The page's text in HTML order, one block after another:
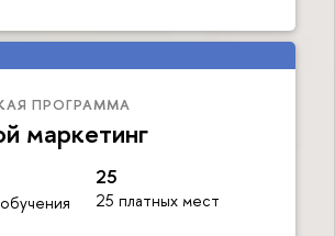
ПРОГРАММА
маркетинг
25
25 платных мест